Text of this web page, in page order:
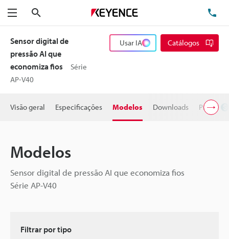
Menu
Sensor digital de
pressão AI que
economiza fios
Série
AP-V40
Usar IA Catálogos
Visão geral Especificações Modelos Downloads Preço
Modelos
Sensor digital de pressão AI que economiza fios
Série AP-V40
Filtrar por tipo